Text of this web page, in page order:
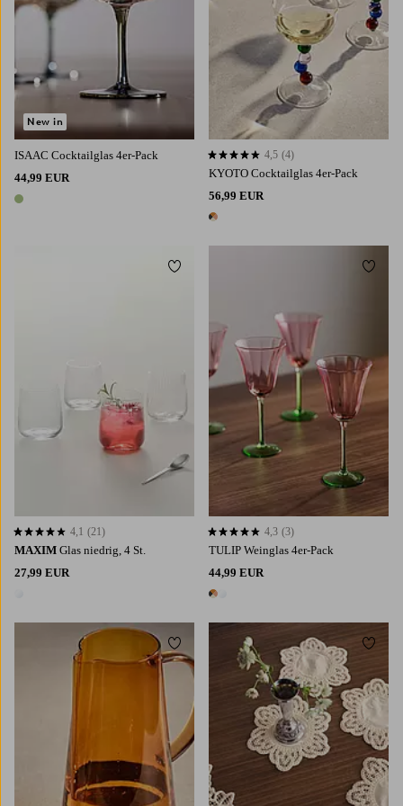
ISAAC Cocktailglas 4er-Pack
44,99 EUR
1 Farbe
New in
KYOTO Cocktailglas 4er-Pack
56,99 EUR
1 Farbe
4,5 basierend auf 4 Bewertungen
4,5 (4)
MAXIM Glas niedrig, 4 St.
27,99 EUR
4,1 basierend auf 21 Bewertungen
4,1 (21)
Zu Favoriten hinzufügen
TULIP Weinglas 4er-Pack
44,99 EUR
2 Farben
4,3 basierend auf 3 Bewertungen
4,3 (3)
Zu
Zu Favoriten hinzufügen Zu